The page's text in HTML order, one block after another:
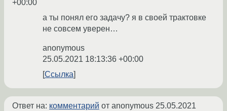
+00:00
а ты понял его задачу? я в своей трактовке
не совсем уверен…
anonymous
25.05.2021 18:13:36 +00:00
Ссылка
Ответ на: комментарий от anonymous 25.05.2021